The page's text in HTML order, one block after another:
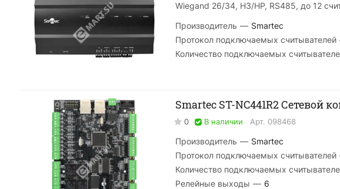
Wiegand 26/34, НЗ/НР, RS485, до 12
Производитель — Smartec
Протокол подключаемых считывателей
Количество подключаемых
Smartec ST-NC441R2 Сетевой
0 В наличии Арт. 098468
Производитель — Smartec
Протокол подключаемых считывателей
Количество подключаемых
Релейные выходы — 6